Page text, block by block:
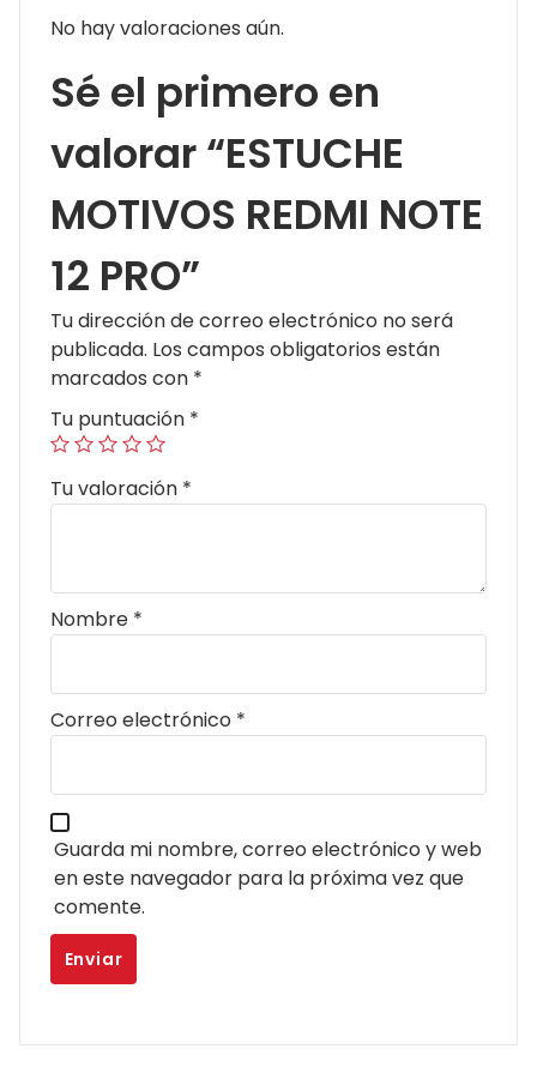
No hay valoraciones aún.
Sé el primero en
valorar “ESTUCHE
MOTIVOS REDMI NOTE
12 PRO”
Tu dirección de correo electrónico no será
publicada. Los campos obligatorios están
marcados con *
Tu puntuación *
Tu valoración *
Nombre *
Correo electrónico *
Guarda mi nombre, correo electrónico y web
en este navegador para la próxima vez que
comente.